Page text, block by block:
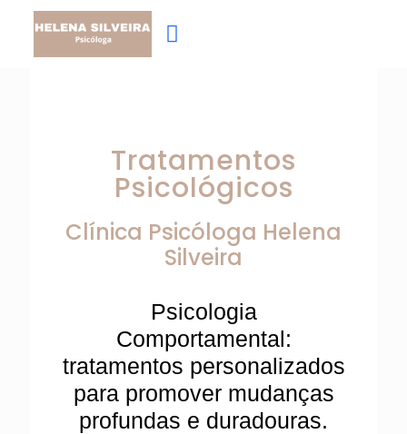
Tratamentos
Psicológicos
Clínica Psicóloga Helena
Silveira
Psicologia
Comportamental:
tratamentos personalizados
para promover mudanças
profundas e duradouras.